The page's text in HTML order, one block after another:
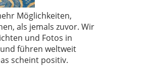
Möglichkeiten,
als jemals zuvor. Wir
und Fotos in
führen weltweit
scheint positiv.